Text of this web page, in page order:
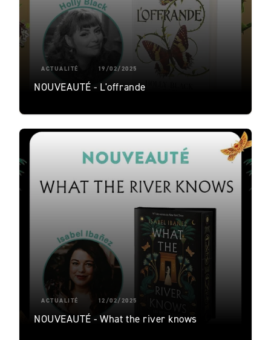
ACTUALITÉ 19/02/2025
NOUVEAUTÉ - L'offrande
ACTUALITÉ 12/02/2025
NOUVEAUTÉ - What the river knows